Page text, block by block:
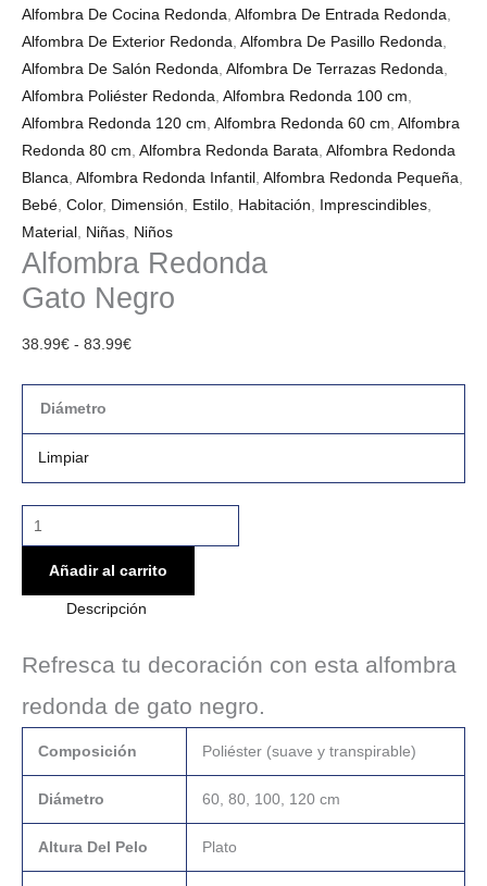
Alfombra De Cocina Redonda, Alfombra De Entrada Redonda,
Alfombra De Exterior Redonda, Alfombra De Pasillo Redonda,
Alfombra De Salón Redonda, Alfombra De Terrazas Redonda,
Alfombra Poliéster Redonda, Alfombra Redonda 100 cm,
Alfombra Redonda 120 cm, Alfombra Redonda 60 cm, Alfombra
Redonda 80 cm, Alfombra Redonda Barata, Alfombra Redonda
Blanca, Alfombra Redonda Infantil , Alfombra Redonda Pequeña,
Bebé, Color, Dimensión, Estilo, Habitación, Imprescindibles,
Material , Niñas, Niños
Alfombra Redonda
Gato Negro
38.99€ - 83.99€
Diámetro
Limpiar
Añadir al carrito
Descripción
Refresca tu decoración con esta alfombra
redonda de gato negro.
Composición Poliéster (suave y transpirable)
Diámetro 60, 80, 100, 120 cm
Altura Del Pelo Plato